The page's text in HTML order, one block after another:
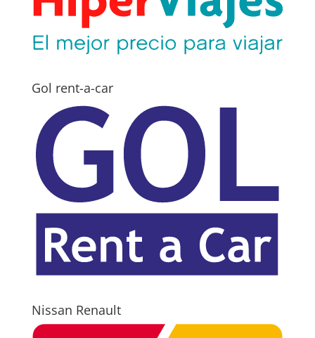
Gol rent-a-car
Nissan Renault